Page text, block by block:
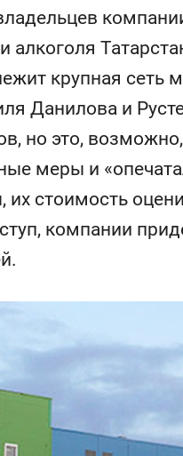
алкоголя
крупная сеть
Данилова и
но это,
меры и
их стоимость
компании
и даже
«Франт»
когда
свою